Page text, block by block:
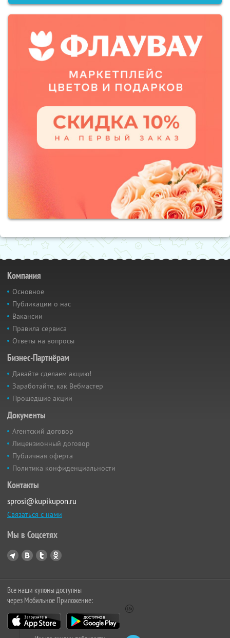
Компания
Основное
Публикации о нас
Вакансии
Правила сервиса
Ответы на вопросы
Бизнес-Партнёрам
Давайте сделаем акцию!
Заработайте, как Вебмастер
Прошедшие акции
Документы
Агентский договор
Лицензионный договор
Публичная оферта
Политика конфиденциальности
Контакты
sprosi@kupikupon.ru
Связаться с нами
Мы в Соцсетях
Все наши купоны доступны
через Мобильное Приложение: